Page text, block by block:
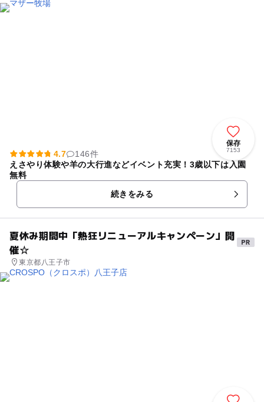
保存
7153
4.7
146件
えさやり体験や羊の大行進などイベント充実！3歳以下は入園
無料
続きをみる
夏休み期間中「熱狂リニューアルキャンペーン」開
催☆
東京都八王子市